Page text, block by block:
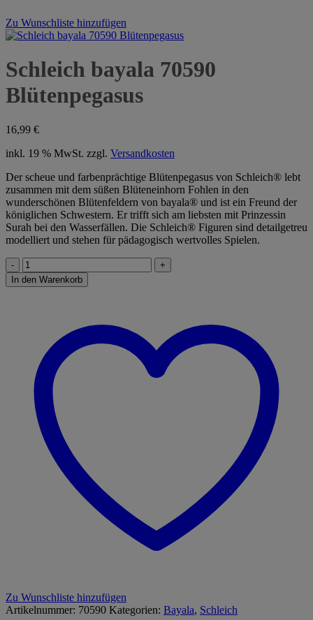
Zu Wunschliste hinzufügen
Schleich bayala 70590
Blütenpegasus
16,99 €
inkl. 19 % MwSt. zzgl. Versandkosten
Der scheue und farbenprächtige Blütenpegasus von Schleich® lebt
zusammen mit dem süßen Blüteneinhorn Fohlen in den
wunderschönen Blütenfeldern von bayala® und ist ein Freund der
königlichen Schwestern. Er trifft sich am liebsten mit Prinzessin
Surah bei den Wasserfällen. Die Schleich® Figuren sind detailgetreu
modelliert und stehen für pädagogisch wertvolles Spielen.
Schleich
bayala
70590
In den Warenkorb
Zu Wunschliste hinzufügen
Artikelnummer: 70590 Kategorien: Bayala, Schleich